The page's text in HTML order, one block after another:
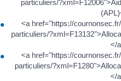
particuliers/
<a href="https://
particuliers/
</
<a href="https://
particuliers/
</